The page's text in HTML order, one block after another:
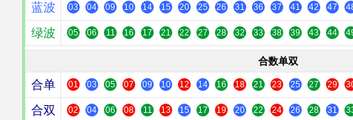
蓝波 03 04 09 10 14 15 20 25 26 31 36 37 41 42 47
绿波 05 06 11 16 17 21 22 27 28 32 33 38 39 43 44
合数单双
合单 01 03 05 07 09 10 12 14 16 18 21 23 25 27 29
合双 02 04 06 08 11 13 15 17 19 20 22 24 26 28 31